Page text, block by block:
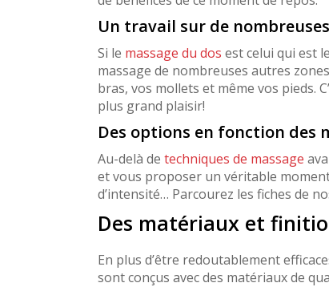
Un travail sur de
Si le massage du dos est celui qui est
massage de nombreuses autres
bras, vos mollets et même vos pieds.
plus grand plaisir!
Des options en fonction des
Au-delà de techniques de massage
et vous proposer un véritable
d’intensité… Parcourez les fiches de
Des matériaux et
En plus d’être redoutablement
sont conçus avec des matériaux de